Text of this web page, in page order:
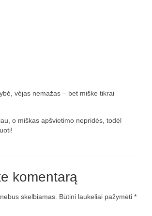
tikslai
lenktynių media
vėjas nemažas – bet miške tikrai
o miškas apšvietimo nepridės, todėl
komentarą
skelbiamas. Būtini laukeliai pažymėti *